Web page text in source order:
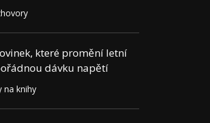
které promění letní
dávku napětí
na knihy